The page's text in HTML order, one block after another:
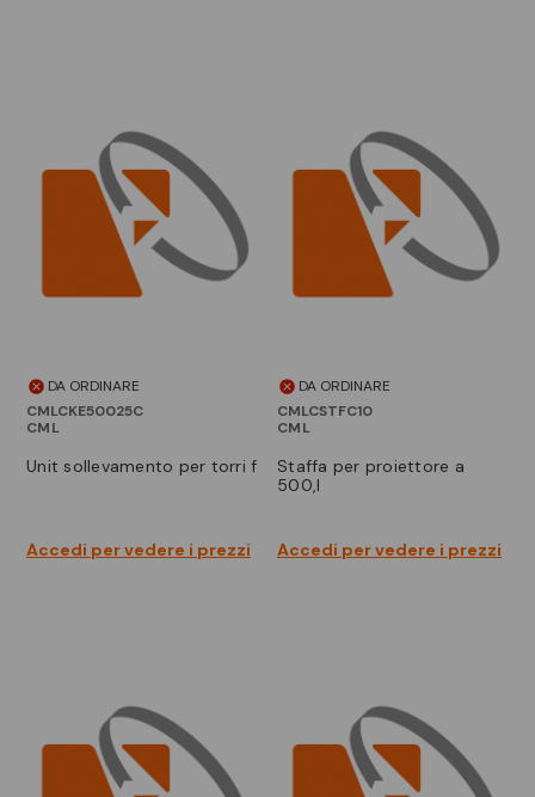
DA ORDINARE
CMLCKE50025C
CML
unit sollevamento per torri f
Accedi per vedere i prezzi
DA ORDINARE
CMLCSTFC10
CML
staffa per proiettore a
500,l
Accedi per vedere i prezzi